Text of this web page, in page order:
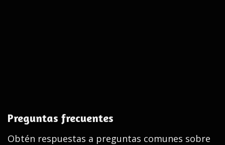
Preguntas frecuentes
Obtén respuestas a preguntas comunes sobre